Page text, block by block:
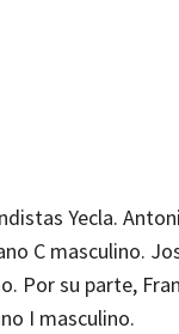
Yecla.
C masculino.
Por su parte,
I masculino.